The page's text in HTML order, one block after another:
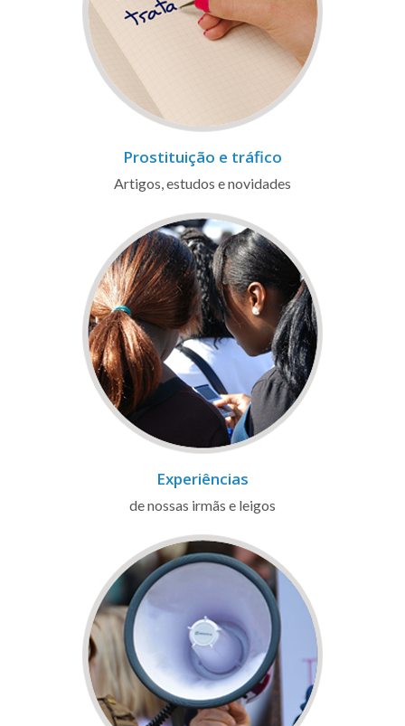
Prostituição e tráfico
Artigos, estudos e novidades
Experiências
de nossas irmãs e leigos